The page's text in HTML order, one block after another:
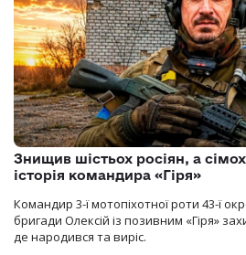
Знищив шістьох росіян, а
історія командира «Гіря»
Командир 3-ї мотопіхотної роти 43-ї
бригади Олексій із позивним «Гіря»
де народився та виріс.